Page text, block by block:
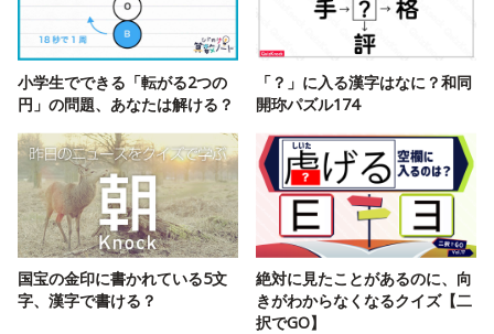
小学生でできる「転がる2つの
円」の問題、あなたは解ける？
「？」に入る漢字はなに？和同
開珎パズル174
国宝の金印に書かれている5文
字、漢字で書ける？
絶対に見たことがあるのに、向
きがわからなくなるクイズ【二
択でGO】